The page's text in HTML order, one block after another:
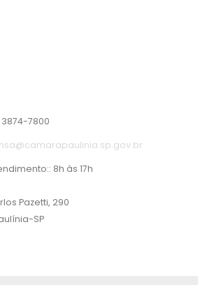
3874-7800
8h às 17h
Pazetti, 290
SP